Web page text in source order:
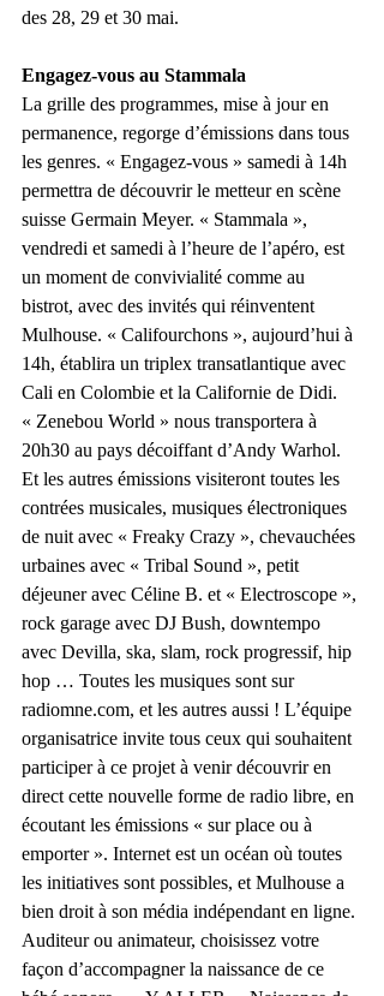
des 28, 29 et 30 mai.
Engagez-vous au Stammala
La grille des programmes, mise à jour en
permanence, regorge d’émissions dans tous
les genres. « Engagez-vous » samedi à 14h
permettra de découvrir le metteur en scène
suisse Germain Meyer. « Stammala »,
vendredi et samedi à l’heure de l’apéro, est
un moment de convivialité comme au
bistrot, avec des invités qui réinventent
Mulhouse. « Califourchons », aujourd’hui à
14h, établira un triplex transatlantique avec
Cali en Colombie et la Californie de Didi.
« Zenebou World » nous transportera à
20h30 au pays décoiffant d’Andy Warhol.
Et les autres émissions visiteront toutes les
contrées musicales, musiques électroniques
de nuit avec « Freaky Crazy », chevauchées
urbaines avec « Tribal Sound », petit
déjeuner avec Céline B. et « Electroscope »,
rock garage avec DJ Bush, downtempo
avec Devilla, ska, slam, rock progressif, hip
hop … Toutes les musiques sont sur
radiomne.com, et les autres aussi ! L’équipe
organisatrice invite tous ceux qui souhaitent
participer à ce projet à venir découvrir en
direct cette nouvelle forme de radio libre, en
écoutant les émissions « sur place ou à
emporter ». Internet est un océan où toutes
les initiatives sont possibles, et Mulhouse a
bien droit à son média indépendant en ligne.
Auditeur ou animateur, choisissez votre
façon d’accompagner la naissance de ce